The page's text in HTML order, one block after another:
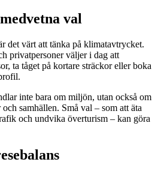
val
det värt att tänka på klimatavtrycket.
privatpersoner väljer i dag att
ta tåget på kortare sträckor eller boka
inte bara om miljön, utan också om
samhällen. Små val – som att äta
och undvika överturism – kan göra